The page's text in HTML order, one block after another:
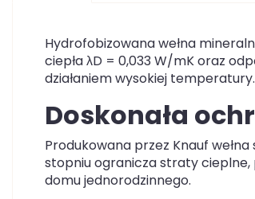
Hydrofobizowana wełna
ciepła λD = 0,033 W/mK oraz
działaniem wysokiej temperatury.
Doskonała
Produkowana przez Knauf
stopniu ogranicza straty
domu jednorodzinnego.